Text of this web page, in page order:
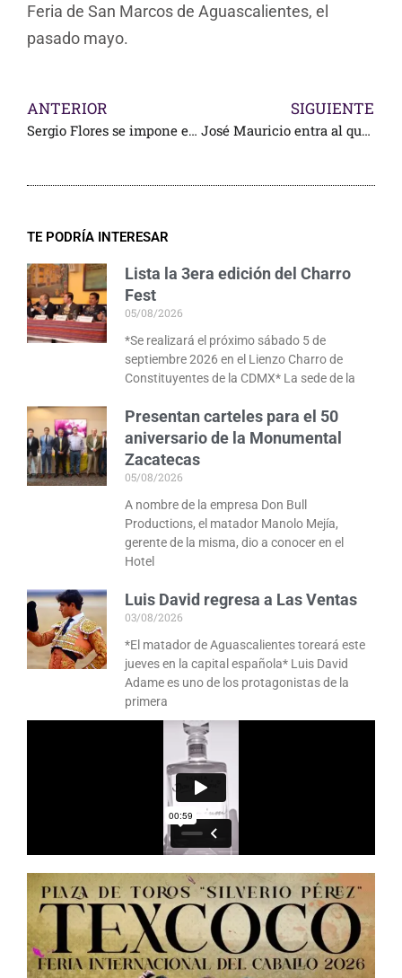
Feria de San Marcos de Aguascalientes, el
pasado mayo.
ANTERIOR
Sergio Flores se impone en el mano a mano
SIGUIENTE
José Mauricio entra al quite por TMX
TE PODRÍA INTERESAR
Lista la 3era edición del Charro
Fest
05/08/2026
*Se realizará el próximo sábado 5 de
septiembre 2026 en el Lienzo Charro de
Constituyentes de la CDMX* La sede de la
Presentan carteles para el 50
aniversario de la Monumental
Zacatecas
05/08/2026
A nombre de la empresa Don Bull
Productions, el matador Manolo Mejía,
gerente de la misma, dio a conocer en el
Hotel
Luis David regresa a Las Ventas
03/08/2026
*El matador de Aguascalientes toreará este
jueves en la capital española* Luis David
Adame es uno de los protagonistas de la
primera